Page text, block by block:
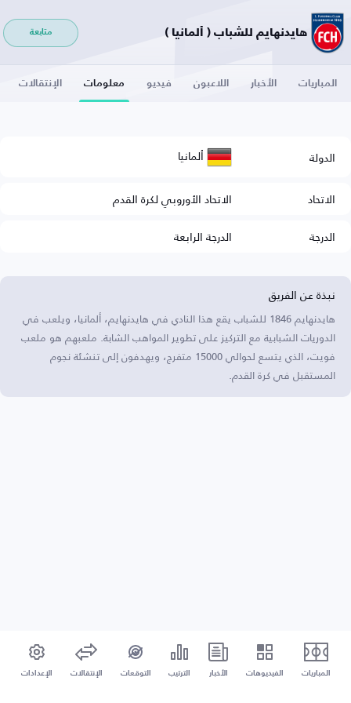
هايدنهايم للشباب ( ألمانيا ) متابعة
المباريات الأخبار اللاعبون فيديو معلومات الإنتقالات
الدولة ألمانيا
الاتحاد
الاتحاد الأوروبي لكرة القدم
الدرجة
الدرجة الرابعة
نبذة عن الفريق
هايدنهايم 1846 للشباب يقع هذا النادي في هايدنهايم، ألمانيا، ويلعب في
الدوريات الشبابية مع التركيز على تطوير المواهب الشابة. ملعبهم هو ملعب
فويت، الذي يتسع لحوالي 15000 متفرج، ويهدفون إلى تنشئة نجوم
المستقبل في كرة القدم.
المباريات الفيديوهات الأخبار الترتيب التوقعات الإنتقالات الإعدادات